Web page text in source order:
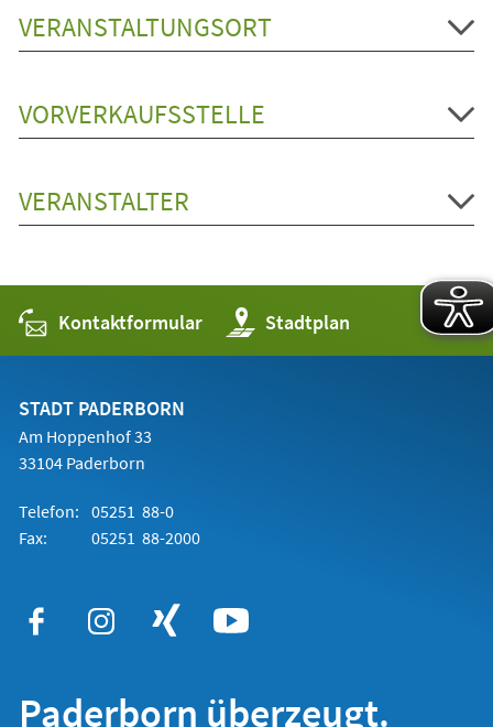
VERANSTALTUNGSORT
VORVERKAUFSSTELLE
VERANSTALTER
Kontaktformular Stadtplan
(Öffnet
in
einem
STADT PADERBORN
Am Hoppenhof 33
33104 Paderborn
Telefon: 05251 88-0
Fax:
05251 88-2000
Paderborn überzeugt.